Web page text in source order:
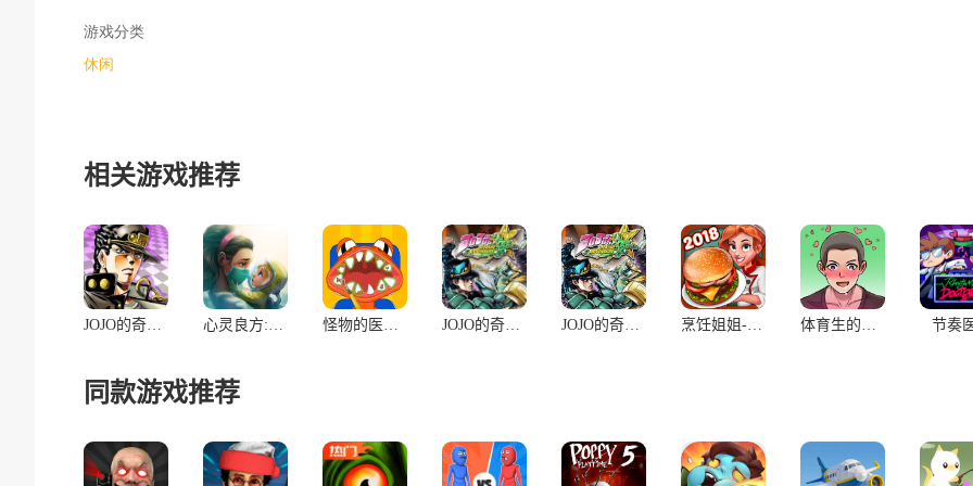
游戏分类
休闲
相关游戏推荐
JOJO的奇妙冒险:最后的生还者·中文版 心灵良方:医生的誓言 怪物的医生：牙医游戏 JOJO的奇幻冒险:群星之战重制版 JOJO的奇幻冒险:群星之战重置版 烹饪姐姐-为世界大厨而生的趣味厨房游戏修改版 体育生的集体生活 节奏
同款游戏推荐